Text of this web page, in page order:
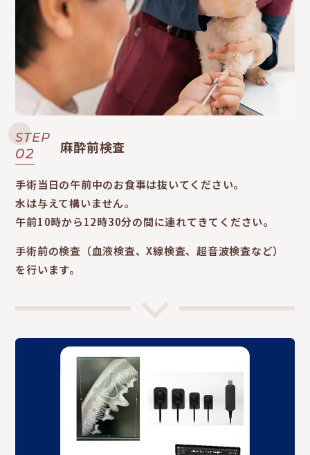
STEP
02 麻酔前検査
手術当日の午前中のお食事は抜いてください。
水は与えて構いません。
午前10時から12時30分の間に連れてきてください。
手術前の検査（血液検査、X線検査、超音波検査など）
を行います。